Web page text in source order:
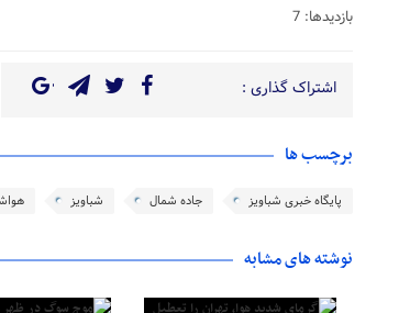
بازدیدها: 7
اشتراک گذاری :
برچسب ها
پایگاه خبری شباویز جاده شمال شباویز
نوشته های مشابه